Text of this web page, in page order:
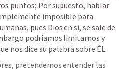
puntos; Por supuesto, hablar
imposible para
pues Dios en si, se sale de
podríamos limitarnos y
nos dice su palabra sobre ÉL.
pretendemos entender las